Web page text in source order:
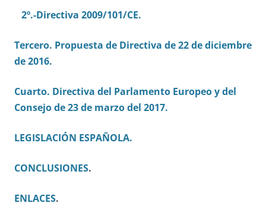
2º.-Directiva 2009/101/CE.
Tercero. Propuesta de Directiva de 22 de diciembre
de 2016.
Cuarto. Directiva del Parlamento Europeo y del
Consejo de 23 de marzo del 2017.
LEGISLACIÓN ESPAÑOLA.
CONCLUSIONES.
ENLACES.